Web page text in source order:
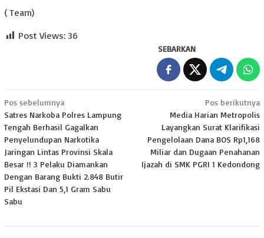
( Team)
Post Views: 36
SEBARKAN
Navigasi
pos
Pos sebelumnya
Satres Narkoba Polres Lampung
Tengah Berhasil Gagalkan
Penyelundupan Narkotika
Jaringan Lintas Provinsi Skala
Besar !! 3 Pelaku Diamankan
Dengan Barang Bukti 2.848 Butir
Pil Ekstasi Dan 5,1 Gram Sabu
Sabu
Pos berikutnya
Media Harian Metropolis
Layangkan Surat Klarifikasi
Pengelolaan Dana BOS Rp1,168
Miliar dan Dugaan Penahanan
Ijazah di SMK PGRI 1 Kedondong